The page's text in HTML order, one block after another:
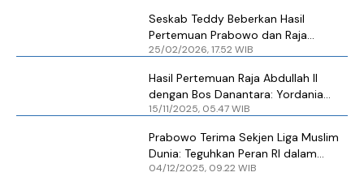
Seskab Teddy Beberkan Hasil
Pertemuan Prabowo dan Raja
Abdullah II
25/02/2026, 17.52 WIB
Hasil Pertemuan Raja Abdullah II
dengan Bos Danantara: Yordania
Ingin Gandeng Danantara untuk
dan Logistik
15/11/2025, 05.47 WIB
Prabowo Terima Sekjen Liga Muslim
Dunia: Teguhkan Peran RI dalam
Perdamaian Global
04/12/2025, 09.22 WIB